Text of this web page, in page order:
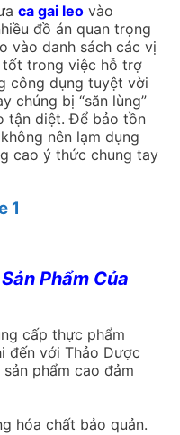
ca gai leo vào
đồ án quan trọng
vào danh sách các vị
trong việc hỗ trợ
công dụng tuyệt vời
chúng bị “săn lùng”
tận diệt. Để bảo tồn
nên lạm dụng
cao ý thức chung tay
Phẩm Của
cấp thực phẩm
đến với Thảo Dược
phẩm cao đảm
hóa chất bảo quản.